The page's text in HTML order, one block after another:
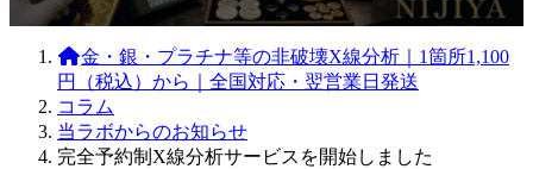
新
時
:
金・銀・プラチナ等の非破壊X線分析｜1箇所1,100
円（税込）から｜全国対応・翌営業日発送
コラム
当ラボからのお知らせ
完全予約制X線分析サービスを開始しました